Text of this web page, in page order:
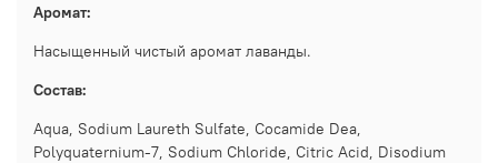
Аромат:
Насыщенный чистый аромат лаванды.
Состав:
Aqua, Sodium Laureth Sulfate, Cocamide Dea,
Polyquaternium-7, Sodium Chloride, Citric Acid, Disodium